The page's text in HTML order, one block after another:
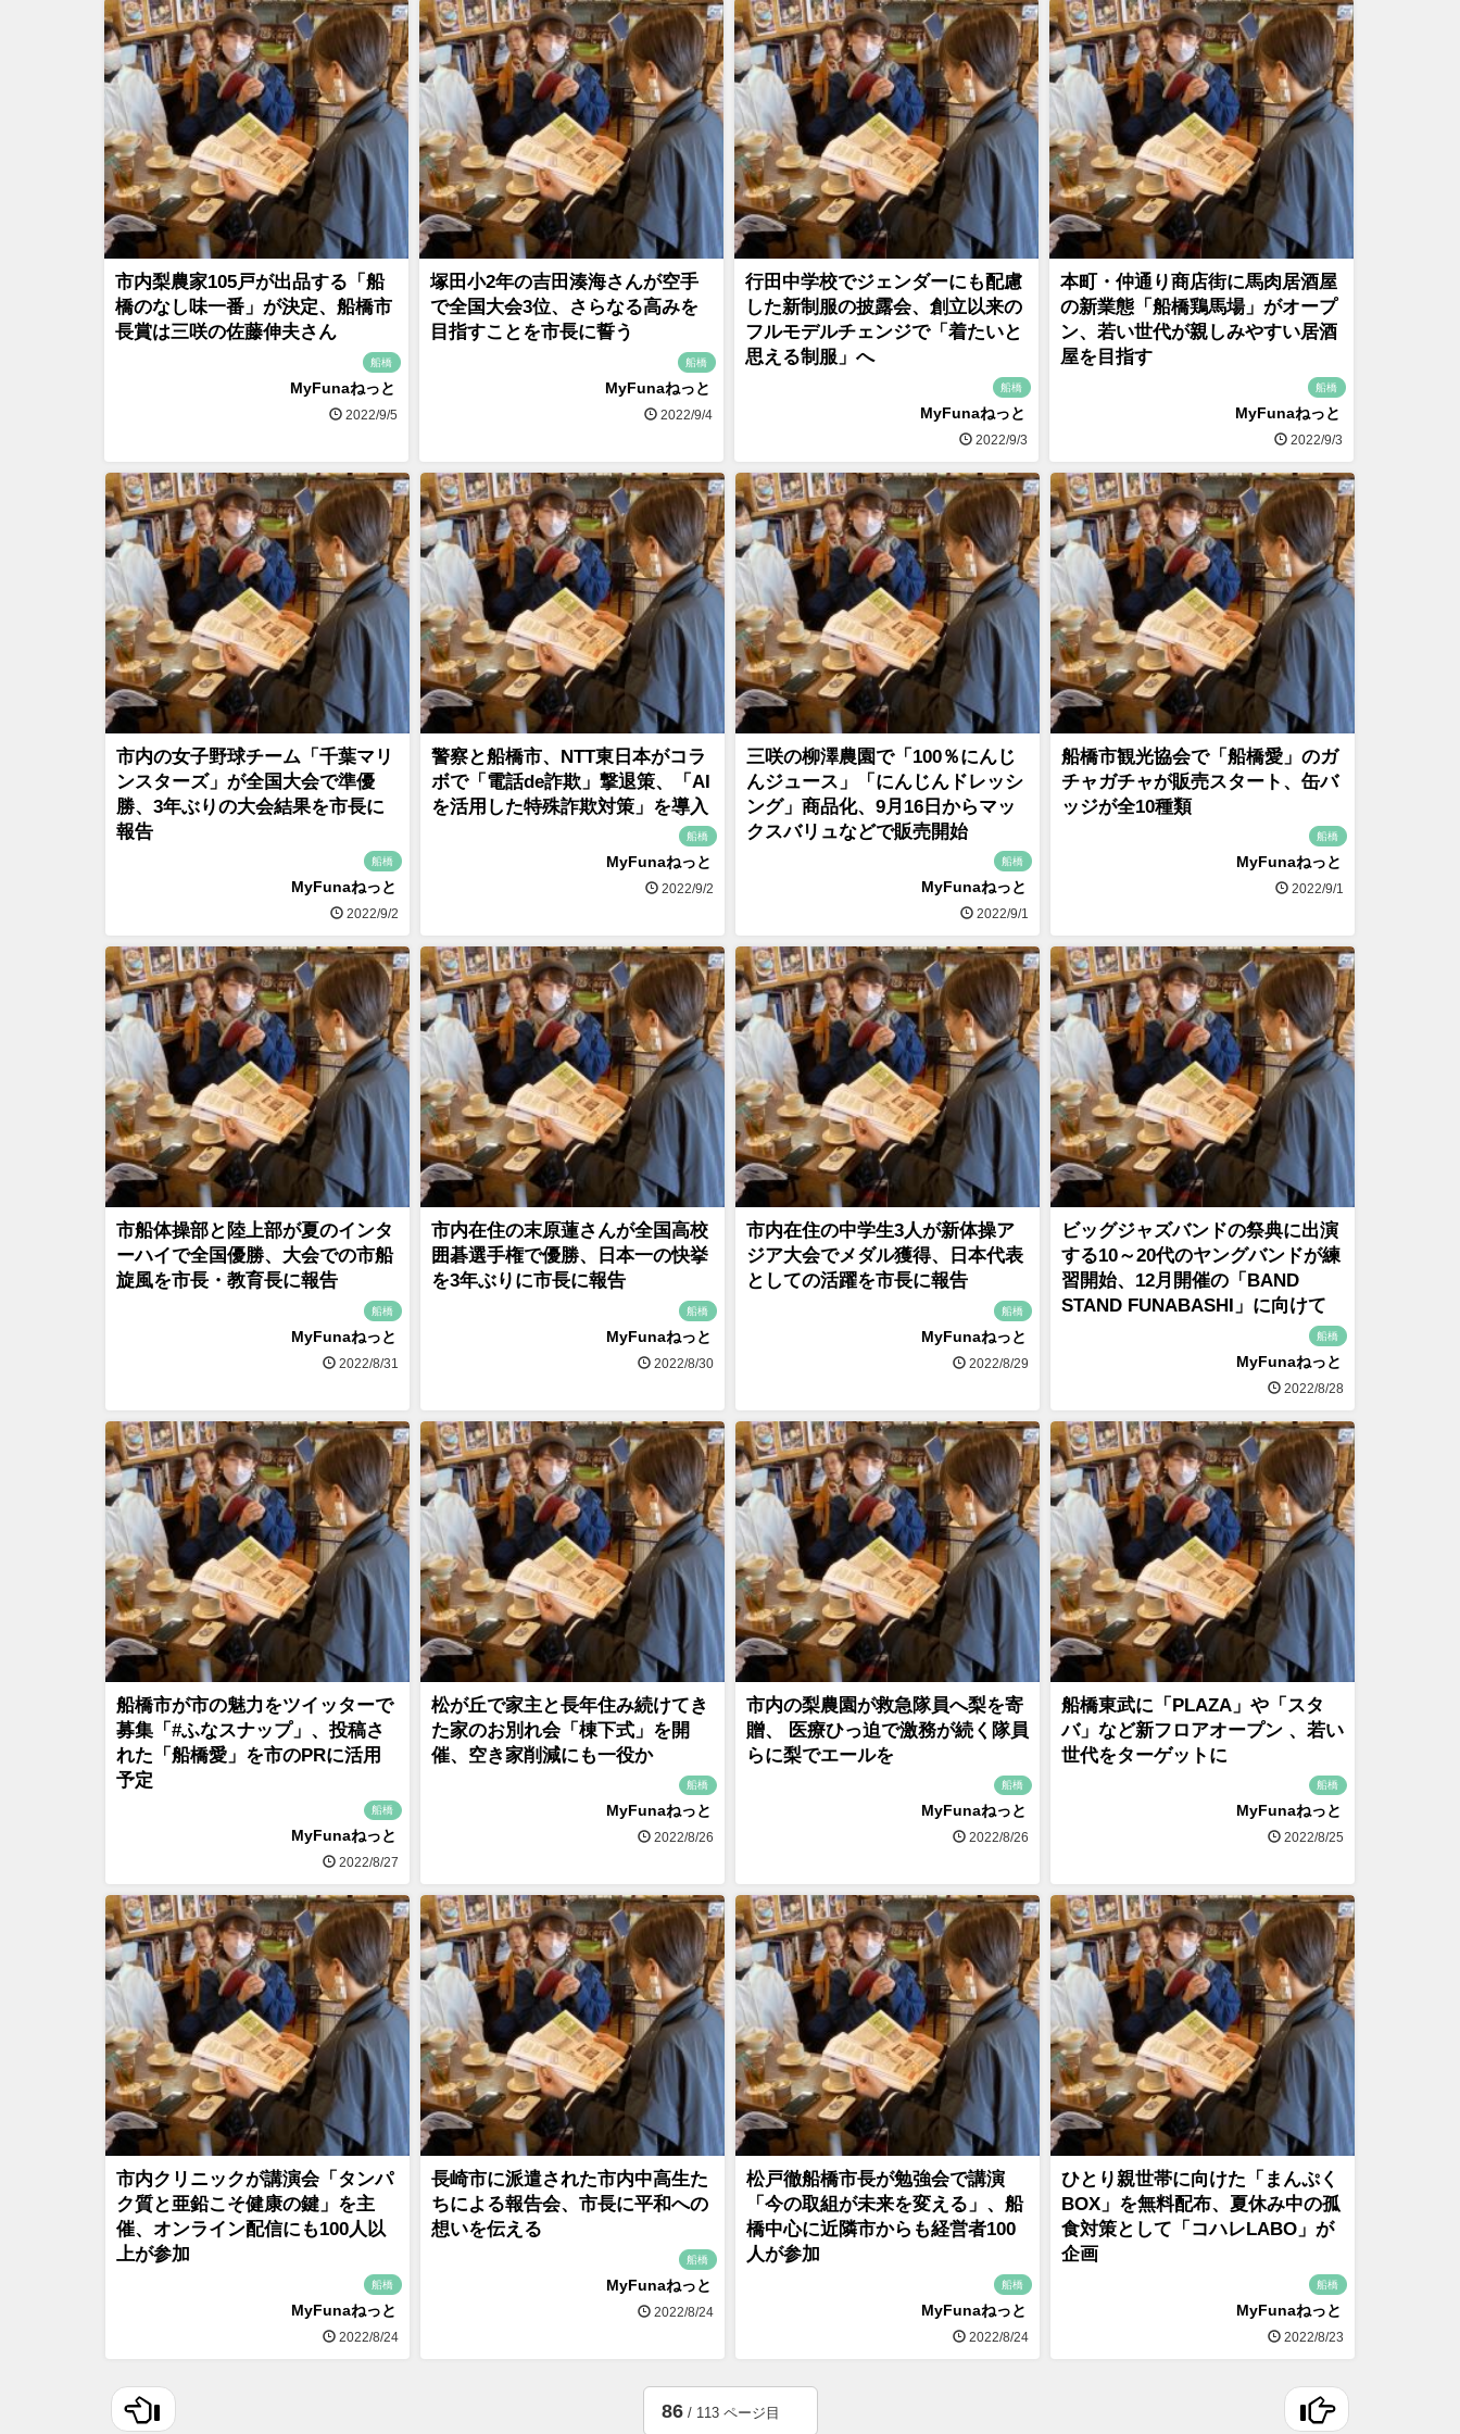
市内梨農家105戸が出品する「船
橋のなし味一番」が決定、船橋市
長賞は三咲の佐藤伸夫さん
船橋
MyFunaねっと
2022/9/5
塚田小2年の吉田湊海さんが空手
で全国大会3位、さらなる高みを
目指すことを市長に誓う
船橋
MyFunaねっと
2022/9/4
行田中学校でジェンダーにも配慮
した新制服の披露会、創立以来の
フルモデルチェンジで「着たいと
思える制服」へ
船橋
MyFunaねっと
2022/9/3
本町・仲通り商店街に馬肉居酒屋
の新業態「船橋鶏馬場」がオープ
ン、若い世代が親しみやすい居酒
屋を目指す
船橋
MyFunaねっと
2022/9/3
市内の女子野球チーム「千葉マリ
ンスターズ」が全国大会で準優
勝、3年ぶりの大会結果を市長に
報告
船橋
MyFunaねっと
2022/9/2
警察と船橋市、NTT東日本がコラ
ボで「電話de詐欺」撃退策、「AI
を活用した特殊詐欺対策」を導入
船橋
MyFunaねっと
2022/9/2
三咲の柳澤農園で「100％にんじ
んジュース」「にんじんドレッシ
ング」商品化、9月16日からマッ
クスバリュなどで販売開始
船橋
MyFunaねっと
2022/9/1
船橋市観光協会で「船橋愛」のガ
チャガチャが販売スタート、缶バ
ッジが全10種類
船橋
MyFunaねっと
2022/9/1
市船体操部と陸上部が夏のインタ
ーハイで全国優勝、大会での市船
旋風を市長・教育長に報告
船橋
MyFunaねっと
2022/8/31
市内在住の末原蓮さんが全国高校
囲碁選手権で優勝、日本一の快挙
を3年ぶりに市長に報告
船橋
MyFunaねっと
2022/8/30
市内在住の中学生3人が新体操ア
ジア大会でメダル獲得、日本代表
としての活躍を市長に報告
船橋
MyFunaねっと
2022/8/29
ビッグジャズバンドの祭典に出演
する10～20代のヤングバンドが練
習開始、12月開催の「BAND
STAND FUNABASHI」に向けて
船橋
MyFunaねっと
2022/8/28
船橋市が市の魅力をツイッターで
募集「#ふなスナップ」、投稿さ
れた「船橋愛」を市のPRに活用
予定
船橋
MyFunaねっと
2022/8/27
松が丘で家主と長年住み続けてき
た家のお別れ会「棟下式」を開
催、空き家削減にも一役か
船橋
MyFunaねっと
2022/8/26
市内の梨農園が救急隊員へ梨を寄
贈、 医療ひっ迫で激務が続く隊員
らに梨でエールを
船橋
MyFunaねっと
2022/8/26
船橋東武に「PLAZA」や「スタ
バ」など新フロアオープン 、若い
世代をターゲットに
船橋
MyFunaねっと
2022/8/25
市内クリニックが講演会「タンパ
ク質と亜鉛こそ健康の鍵」を主
催、オンライン配信にも100人以
上が参加
船橋
MyFunaねっと
2022/8/24
長崎市に派遣された市内中高生た
ちによる報告会、市長に平和への
想いを伝える
船橋
MyFunaねっと
2022/8/24
松戸徹船橋市長が勉強会で講演
「今の取組が未来を変える」、船
橋中心に近隣市からも経営者100
人が参加
船橋
MyFunaねっと
2022/8/24
ひとり親世帯に向けた「まんぷく
BOX」を無料配布、夏休み中の孤
食対策として「コハレLABO」が
企画
船橋
MyFunaねっと
2022/8/23
86/ 113 ページ目